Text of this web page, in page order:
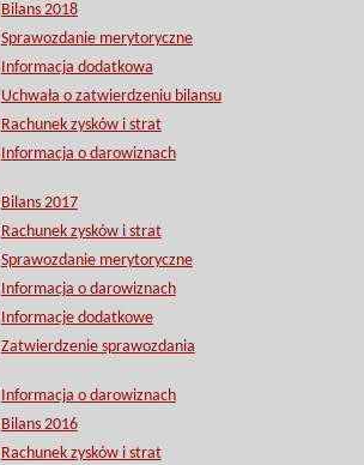
Bilans 2018
Sprawozdanie merytoryczne
Informacja dodatkowa
Uchwała o zatwierdzeniu bilansu
Rachunek zysków i strat
Informacja o darowiznach
Bilans 2017
Rachunek zysków i strat
Sprawozdanie merytoryczne
Informacja o darowiznach
Informacje dodatkowe
Zatwierdzenie sprawozdania
Informacja o darowiznach
Bilans 2016
Rachunek zysków i strat